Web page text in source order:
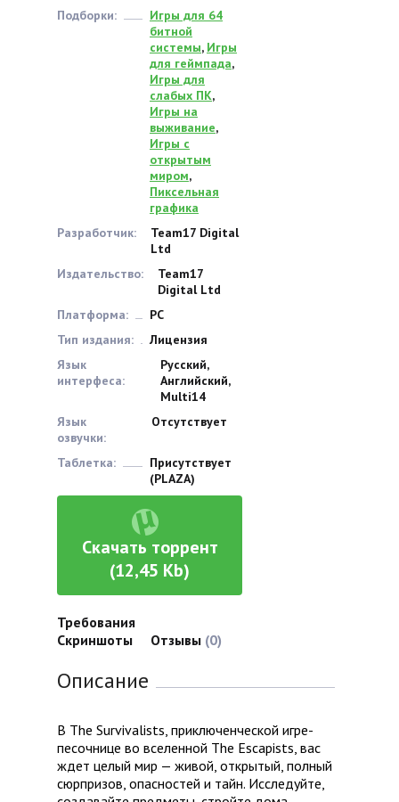
Подборки:
Игры для 64
битной
системы, Игры
для геймпада,
Игры для
слабых ПК,
Игры на
выживание,
Игры с
открытым
миром,
Пиксельная
графика
Разработчик:
Team17 Digital
Ltd
Издательство:
Team17
Digital Ltd
Платформа:
PC
Тип издания:
Лицензия
Язык
интерфеса:
Русский,
Английский,
Multi14
Язык
озвучки:
Отсутствует
Таблетка:
Присутствует
(PLAZA)
Скачать торрент
(12,45 Kb)
Требования
Скриншоты
Отзывы (0)
Описание
В The Survivalists, приключенческой игре-
песочнице во вселенной The Escapists, вас
ждет целый мир — живой, открытый, полный
сюрпризов, опасностей и тайн. Исследуйте,